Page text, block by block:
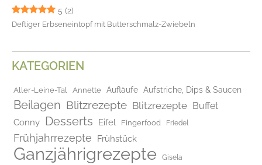
5 (2)
Deftiger Erbseneintopf mit Butterschmalz-Zwiebeln
KATEGORIEN
Aller-Leine-Tal Annette Aufläufe Aufstriche, Dips & Saucen
Beilagen Blitzrezepte Blitzrezepte Buffet
Conny Desserts Eifel Fingerfood Friedel
Frühjahrrezepte Frühstück
Ganzjährigrezepte
Gisela